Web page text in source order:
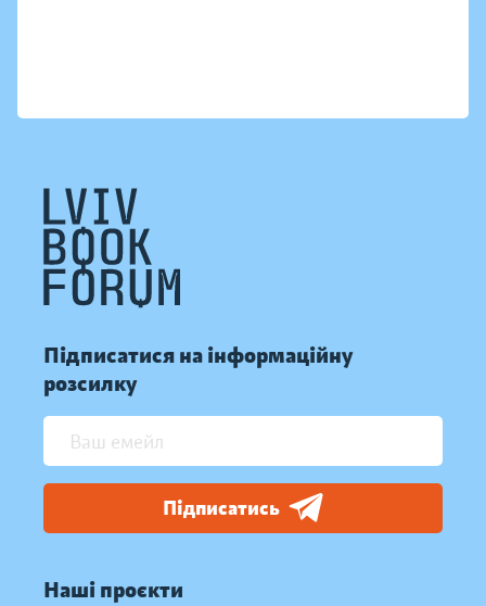
Підписатися на інформаційну
розсилку
Підписатись
Наші проєкти